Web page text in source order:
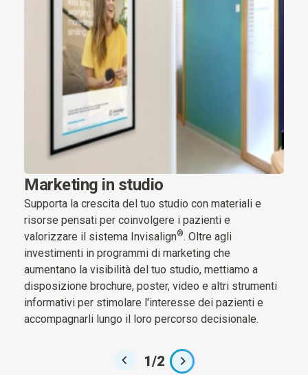
Marketing in studio
Supporta la crescita del tuo studio con materiali e
risorse pensati per coinvolgere i pazienti e
valorizzare il sistema Invisalign®. Oltre agli
investimenti in programmi di marketing che
aumentano la visibilità del tuo studio, mettiamo a
disposizione brochure, poster, video e altri strumenti
informativi per stimolare l'interesse dei pazienti e
accompagnarli lungo il loro percorso decisionale.
1/2